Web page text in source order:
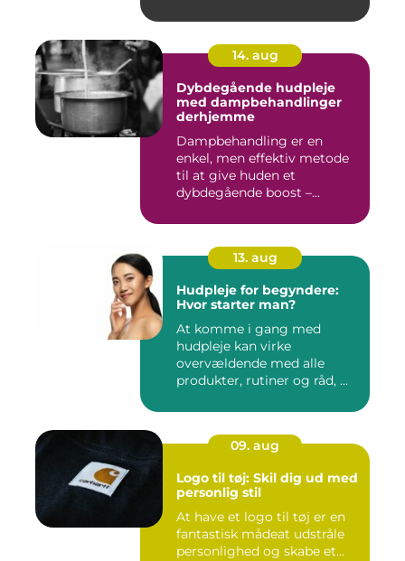
14. aug
Dybdegående hudpleje
med dampbehandlinger
derhjemme
Dampbehandling er en
enkel, men effektiv metode
til at give huden et
dybdegående boost –...
13. aug
Hudpleje for begyndere:
Hvor starter man?
At komme i gang med
hudpleje kan virke
overvældende med alle
produkter, rutiner og råd, ...
09. aug
Logo til tøj: Skil dig ud med
personlig stil
At have et logo til tøj er en
fantastisk mådeat udstråle
personlighed og skabe et...